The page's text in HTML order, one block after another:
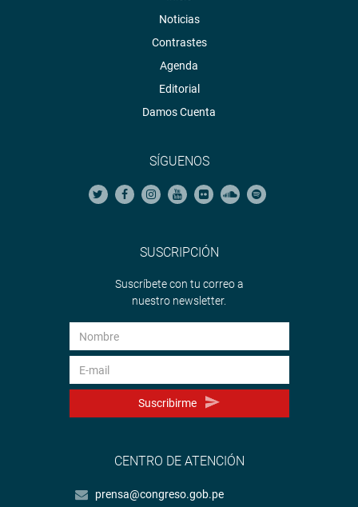
Noticias
Contrastes
Agenda
Editorial
Damos Cuenta
SÍGUENOS
SUSCRIPCIÓN
Suscríbete con tu correo a
nuestro newsletter.
Suscribirme
CENTRO DE ATENCIÓN
prensa@congreso.gob.pe